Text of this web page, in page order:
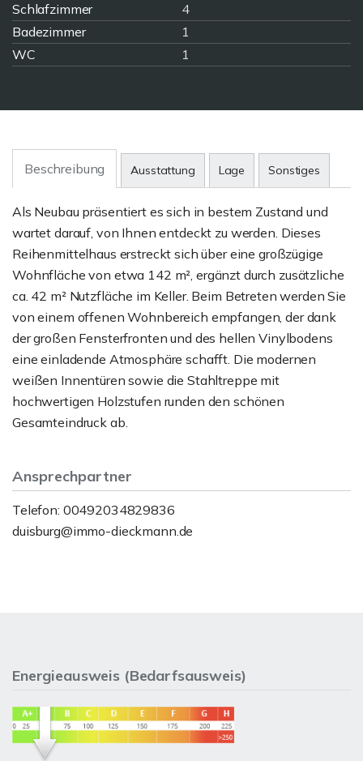
Schlafzimmer
4
Badezimmer
1
WC
1
Beschreibung Ausstattung Lage Sonstiges
Als Neubau präsentiert es sich in bestem Zustand und
wartet darauf, von Ihnen entdeckt zu werden. Dieses
Reihenmittelhaus erstreckt sich über eine großzügige
Wohnfläche von etwa 142 m², ergänzt durch zusätzliche
ca. 42 m² Nutzfläche im Keller. Beim Betreten werden Sie
von einem offenen Wohnbereich empfangen, der dank
der großen Fensterfronten und des hellen Vinylbodens
eine einladende Atmosphäre schafft. Die modernen
weißen Innentüren sowie die Stahltreppe mit
hochwertigen Holzstufen runden den schönen
Gesamteindruck ab.
Ansprechpartner
Telefon: 00492034829836
duisburg@immo-dieckmann.de
Energieausweis (Bedarfsausweis)